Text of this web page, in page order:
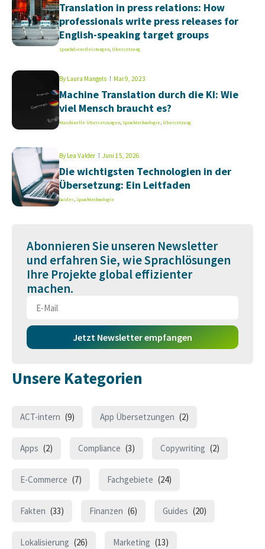
Translation in press relations: How
professionals write press releases for
English-speaking target groups
Sprachdienstleistungen, Übersetzung
By Laura Mangels Mai 9, 2023
Machine Translation durch die KI: Wie
viel Mensch braucht es?
Maschinelle Übersetzungen,Sprachtechnologie, Übersetzung
By Lea Valder Juni 15, 2026
Die wichtigsten Technologien in der
Übersetzung: Ein Leitfaden
Guides,Sprachtechnologie
Abonnieren Sie unseren Newsletter
und erfahren Sie, wie Sprachlösungen
Ihre Projekte global effizienter
machen.
Jetzt Newsletter empfangen
Unsere Kategorien
ACT-intern (9) App Übersetzungen (2)
Apps (2) Compliance (3) Copywriting (2)
E-Commerce (7) Fachgebiete (24)
Fakten (33) Finanzen (6) Guides (20)
Lokalisierung (26) Marketing (13)